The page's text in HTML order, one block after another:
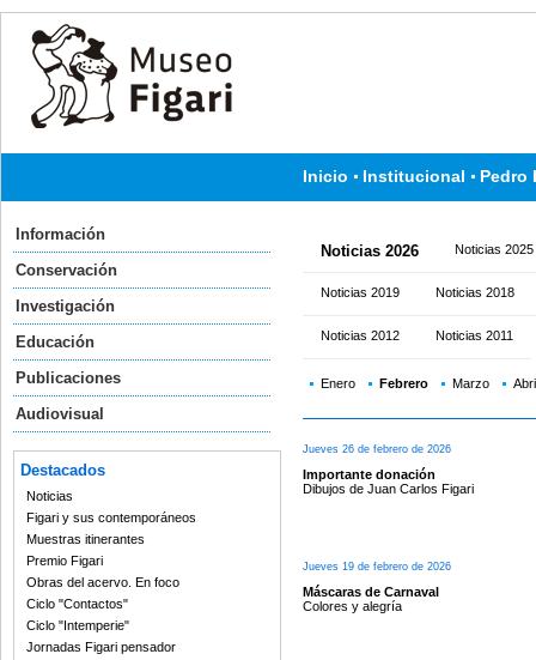
Inicio Institucional Pedro
Información
Conservación
Investigación
Educación
Publicaciones
Audiovisual
Destacados
Noticias
Figari y sus contemporáneos
Muestras itinerantes
Premio Figari
Obras del acervo. En foco
Ciclo "Contactos"
Ciclo "Intemperie"
Jornadas Figari pensador
Noticias 2026 Noticias 2025
Noticias 2019 Noticias 2018
Noticias 2012 Noticias 2011
Enero Febrero Marzo
Jueves 26 de febrero de 2026
Importante donación
Dibujos de Juan Carlos Figari
Jueves 19 de febrero de 2026
Máscaras de Carnaval
Colores y alegría